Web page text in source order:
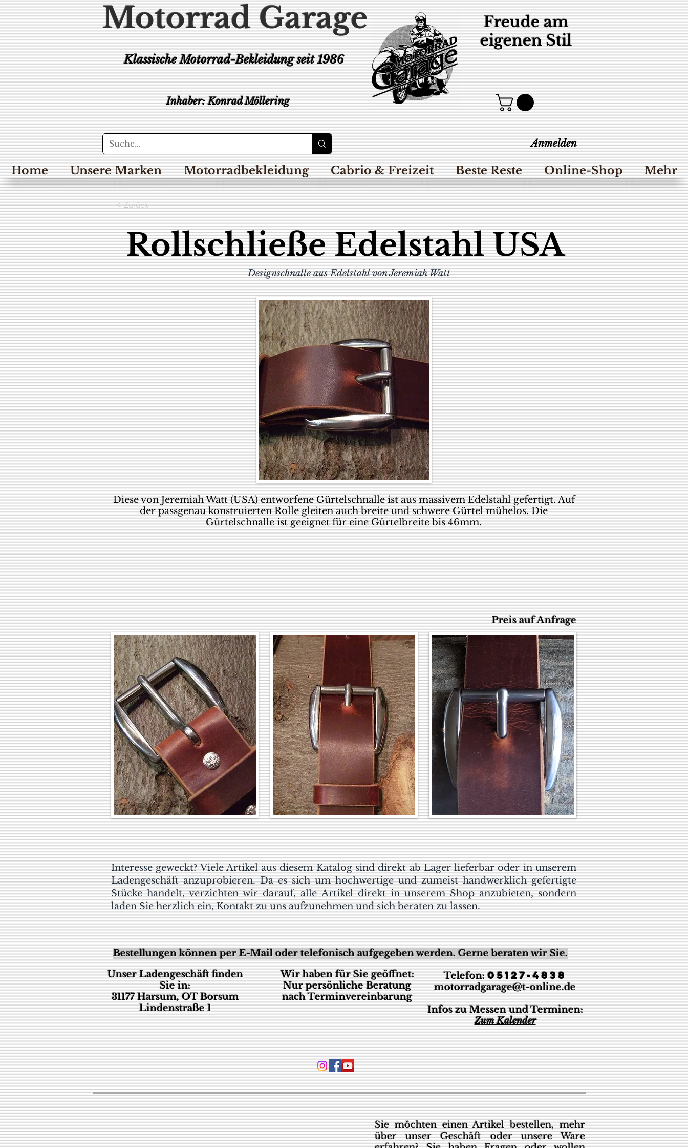
Motorrad Garage
Inhaber: Konrad Möllering
Klassische Motorrad-Bekleidungseit 1986
Freude am
eigenen Stil
Anmelden
Home Unsere Marken Motorradbekleidung Cabrio & Freizeit Beste Reste Online-Shop Mehr
< Zurück
Rollschließe Edelstahl USA
Designschnalle aus Edelstahl von Jeremiah Watt
Diese von Jeremiah Watt (USA) entworfene Gürtelschnalle ist aus massivem Edelstahl gefertigt. Auf
der passgenau konstruierten Rolle gleiten auch breite und schwere Gürtel mühelos. Die
Gürtelschnalle ist geeignet für eine Gürtelbreite bis 46mm.
Preis auf Anfrage
Interesse geweckt? Viele Artikel aus diesem Katalog sind direkt ab Lager lieferbar oder in unserem
Ladengeschäft anzuprobieren. Da es sich um hochwertige und zumeist handwerklich gefertigte
Stücke handelt, verzichten wir darauf, alle Artikel direkt in unserem Shop anzubieten, sondern
laden Sie herzlich ein, Kontakt zu uns aufzunehmen und sich beraten zu lassen.
Bestellungen können per E-Mail oder telefonisch aufgegeben werden. Gerne beraten wir Sie.
Unser Ladengeschäft finden
Sie in:
31177 Harsum, OT Borsum
Lindenstraße 1
Wir haben für Sie geöffnet:
Nur persönliche Beratung
nach Terminvereinbarung
Telefon:05127-4838
motorradgarage@t-online.de
Infos zu Messen und Terminen:
Zum Kalender
Sie möchten einen Artikel bestellen, mehr
über unser Geschäft oder unsere Ware